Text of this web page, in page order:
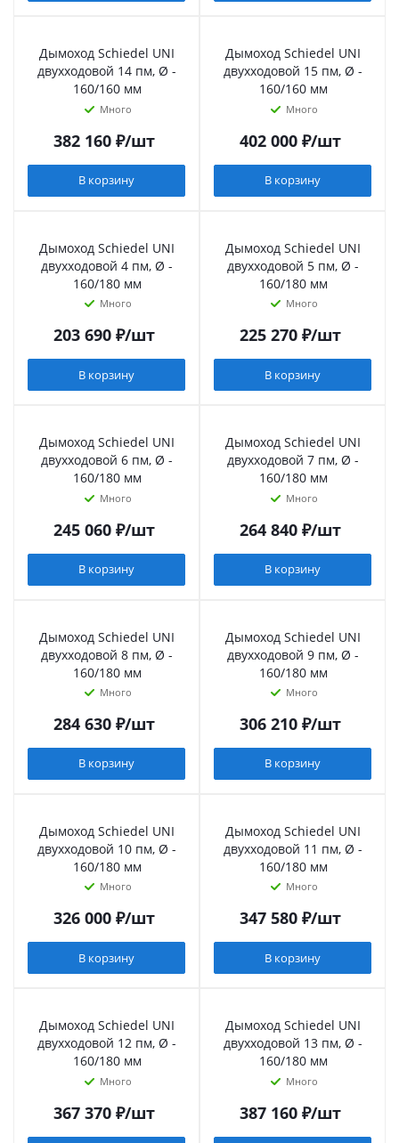
Дымоход Schiedel UNI
двухходовой 14 пм, Ø -
160/160 мм
Много
382 160₽/шт
В корзину
Дымоход Schiedel UNI
двухходовой 15 пм, Ø -
160/160 мм
Много
402 000₽/шт
В корзину
Дымоход Schiedel UNI
двухходовой 4 пм, Ø -
160/180 мм
Много
203 690₽/шт
В корзину
Дымоход Schiedel UNI
двухходовой 5 пм, Ø -
160/180 мм
Много
225 270₽/шт
В корзину
Дымоход Schiedel UNI
двухходовой 6 пм, Ø -
160/180 мм
Много
245 060₽/шт
В корзину
Дымоход Schiedel UNI
двухходовой 7 пм, Ø -
160/180 мм
Много
264 840₽/шт
В корзину
Дымоход Schiedel UNI
двухходовой 8 пм, Ø -
160/180 мм
Много
284 630₽/шт
В корзину
Дымоход Schiedel UNI
двухходовой 9 пм, Ø -
160/180 мм
Много
306 210₽/шт
В корзину
Дымоход Schiedel UNI
двухходовой 10 пм, Ø -
160/180 мм
Много
326 000₽/шт
В корзину
Дымоход Schiedel UNI
двухходовой 11 пм, Ø -
160/180 мм
Много
347 580₽/шт
В корзину
Дымоход Schiedel UNI
двухходовой 12 пм, Ø -
160/180 мм
Много
367 370₽/шт
Дымоход Schiedel UNI
двухходовой 13 пм, Ø -
160/180 мм
Много
387 160₽/шт